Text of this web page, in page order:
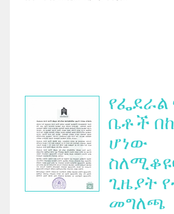
የፌደራል
ቤቶች
ሆነው
ጊዜያት
መግለጫ